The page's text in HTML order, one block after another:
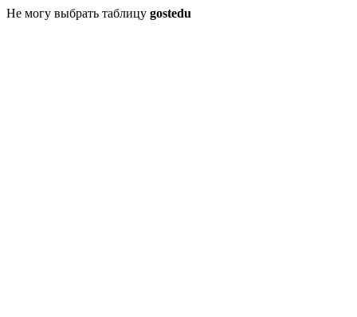
Не могу выбрать таблицу gostedu